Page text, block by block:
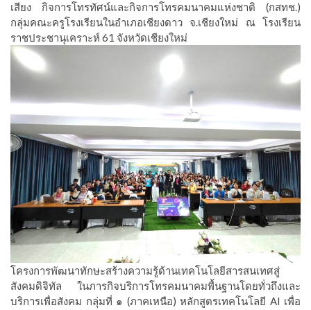
เสียง กิจการโทรทัศน์และกิจการโทรคมนาคมแห่งชาติ (กสทช.)
กลุ่มคณะครูโรงเรียนในอำเภอเชียงดาว จ.เชียงใหม่ ณ โรงเรียน
ราชประชานุเคราะห์ 61 จังหวัดเชียงใหม่
โครงการพัฒนาทักษะสร้างความรู้ด้านเทคโนโลยีสารสนเทศสู่
สังคมดิจิทัล ในภารกิจบริการโทรคมนาคมพื้นฐานโดยทั่วถึงและ
บริการเพื่อสังคม กลุ่มที่ ๑ (ภาคเหนือ) หลักสูตรเทคโนโลยี AI เพื่อ